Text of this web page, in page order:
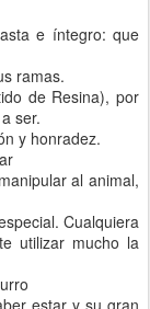
e íntegro: que
ramas.
de Resina), por
ser.
y honradez.
al animal,
Cualquiera
utilizar mucho la
estar y su gran